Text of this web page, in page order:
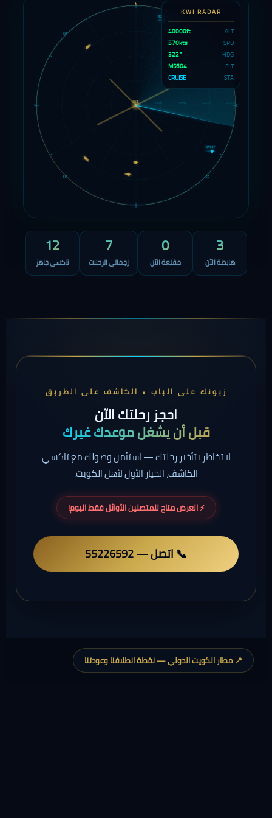
KWI RADAR
ALT
40000ft
SPD
570kts
HDG
321°
FLT
MS604
STA
CRUISE
3
هابطة الآن
1
مقلعة الآن
8
إجمالي الرحلات
12
تاكسي جاهز
زبونك على الباب • الكاشف على الطريق
احجز رحلتك الآن
قبل أن يشغل موعدك غيرك
لا تخاطر بتأخير رحلتك — استأمن وصولك مع تاكسي
الكاشف، الخيار الأول لأهل الكويت.
⚡ العرض متاح للمتصلين الأوائل فقط اليوم!
📞 اتصل — 55226592
📍 مطار الكويت الدولي — نقطة انطلاقنا وعودتنا